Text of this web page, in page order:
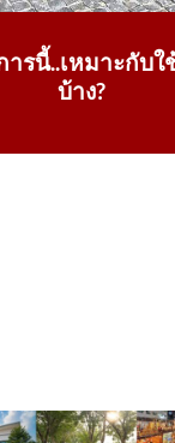
รนี้..เหมาะกับ
บ้าง?